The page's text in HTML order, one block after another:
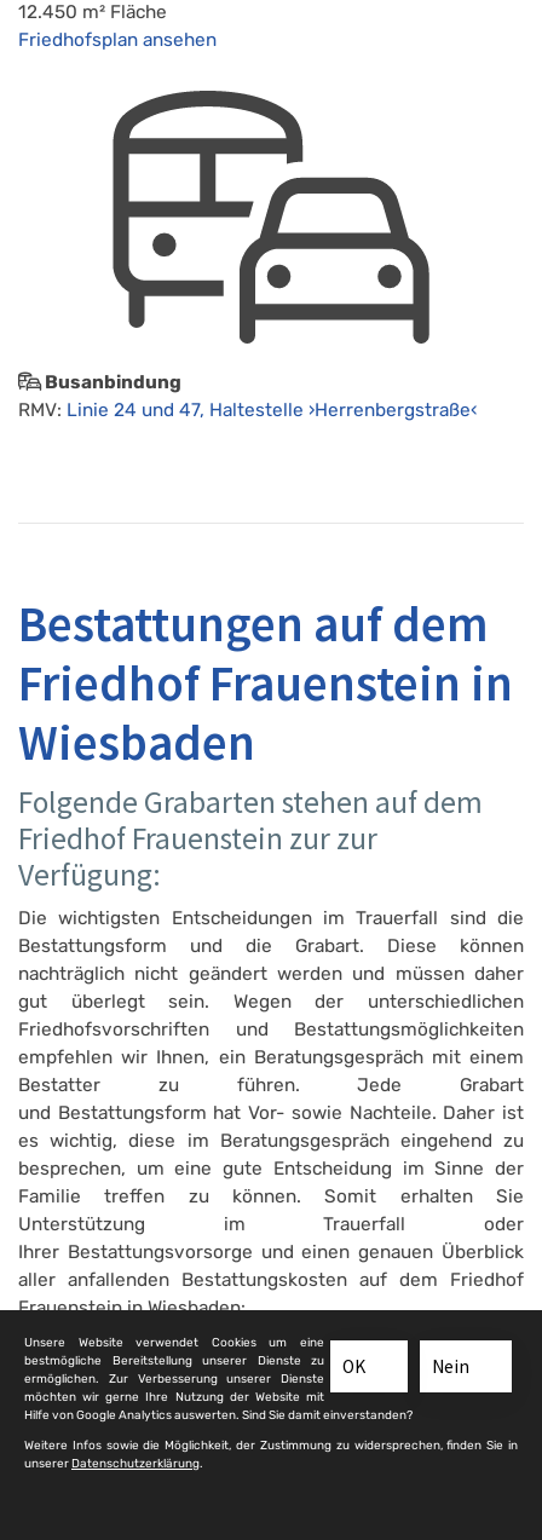
12.450 m² Fläche
Friedhofsplan ansehen
Busanbindung
RMV: Linie 24 und 47, Haltestelle ›Herrenbergstraße‹
Bestattungen auf dem
Friedhof Frauenstein in
Wiesbaden
Folgende Grabarten stehen auf dem
Friedhof Frauenstein zur zur
Verfügung:
Die wichtigsten Entscheidungen im Trauerfall sind die
Bestattungsform und die Grabart. Diese können
nachträglich nicht geändert werden und müssen daher
gut überlegt sein. Wegen der unterschiedlichen
Friedhofsvorschriften und Bestattungsmöglichkeiten
empfehlen wir Ihnen, ein Beratungsgespräch mit einem
Bestatter zu führen. Jede Grabart
und Bestattungsform hat Vor- sowie Nachteile. Daher ist
es wichtig, diese im Beratungsgespräch eingehend zu
besprechen, um eine gute Entscheidung im Sinne der
Familie treffen zu können. Somit erhalten Sie
Unterstützung im Trauerfall oder
Ihrer Bestattungsvorsorge und einen genauen Überblick
aller anfallenden Bestattungskosten auf dem Friedhof
Frauenstein in Wiesbaden:
Erdbestattungen
ERDWAHLGRAB
Nein
OK
Unsere Website verwendet Cookies um eine
bestmögliche Bereitstellung unserer Dienste zu
ermöglichen. Zur Verbesserung unserer Dienste
möchten wir gerne Ihre Nutzung der Website mit
Hilfe von Google Analytics auswerten. Sind Sie damit einverstanden?
Weitere Infos sowie die Möglichkeit, der Zustimmung zu widersprechen, finden Sie in
unsererDatenschutzerklärung.